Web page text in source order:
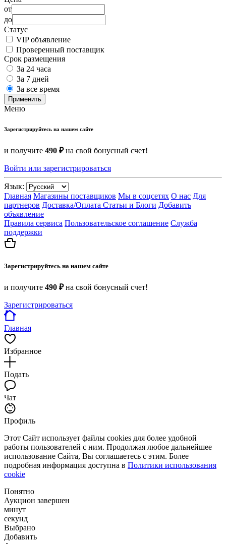
от
до
Статус
VIP объявление
Проверенный поставщик
Срок размещения
За 24 часа
За 7 дней
За все время
Применить
Меню
Зарегистрируйтесь на нашем сайте
и получите 490 ₽на свой бонусный счет!
Войти или зарегистрироваться
Язык:
Главная Магазины поставщиков Мы в соцсетях О нас Для
партнеров Доставка/Оплата Статьи и Блоги Добавить
объявление
Правила сервиса Пользовательское соглашение Служба
поддержки
Зарегистрируйтесь на нашем сайте
и получите 490 ₽на свой бонусный счет!
Зарегистрироваться
Главная
Избранное
Подать
Чат
Профиль
Этот Сайт использует файлы cookies для более удобной
работы пользователей с ним. Продолжая любое дальнейшее
использование Сайта, Вы соглашаетесь с этим. Более
подробная информация доступна в Политики использования
cookie
Понятно
Аукцион завершен
минут
секунд
Выбрано
Добавить